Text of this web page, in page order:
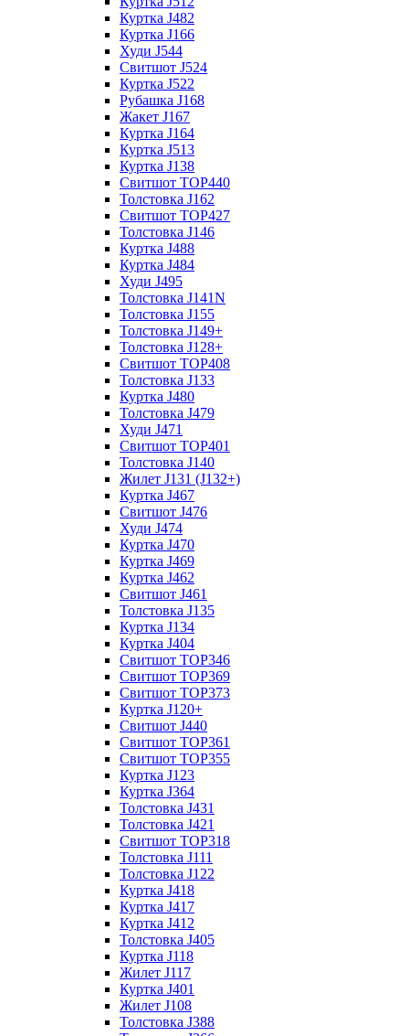
Куртка J482
Куртка J166
Худи J544
Свитшот J524
Куртка J522
Рубашка J168
Жакет J167
Куртка J164
Куртка J513
Куртка J138
Свитшот TOP440
Толстовка J162
Свитшот TOP427
Толстовка J146
Куртка J488
Куртка J484
Худи J495
Толстовка J141N
Толстовка J155
Толстовка J149+
Толстовка J128+
Свитшот TOP408
Толстовка J133
Куртка J480
Толстовка J479
Худи J471
Свитшот TOP401
Толстовка J140
Жилет J131 (J132+)
Куртка J467
Свитшот J476
Худи J474
Куртка J470
Куртка J469
Куртка J462
Свитшот J461
Толстовка J135
Куртка J134
Куртка J404
Свитшот TOP346
Свитшот TOP369
Свитшот TOP373
Куртка J120+
Свитшот J440
Свитшот TOP361
Свитшот TOP355
Куртка J123
Куртка J364
Толстовка J431
Толстовка J421
Свитшот TOP318
Толстовка J111
Толстовка J122
Куртка J418
Куртка J417
Куртка J412
Толстовка J405
Куртка J118
Жилет J117
Куртка J401
Жилет J108
Толстовка J388